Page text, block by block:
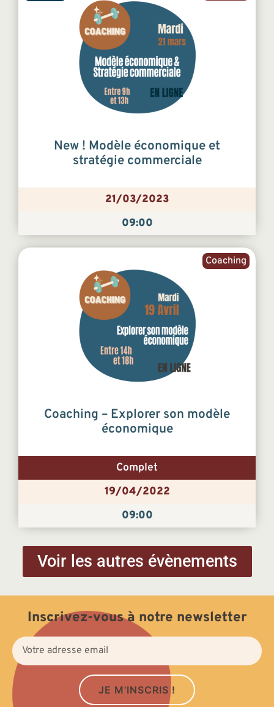
New ! Modèle économique et
stratégie commerciale
21/03/2023
09:00
Coaching
Coaching – Explorer son modèle
économique
Complet
19/04/2022
09:00
Voir les autres évènements
Inscrivez-vous à notre newsletter
JE M'INSCRIS !